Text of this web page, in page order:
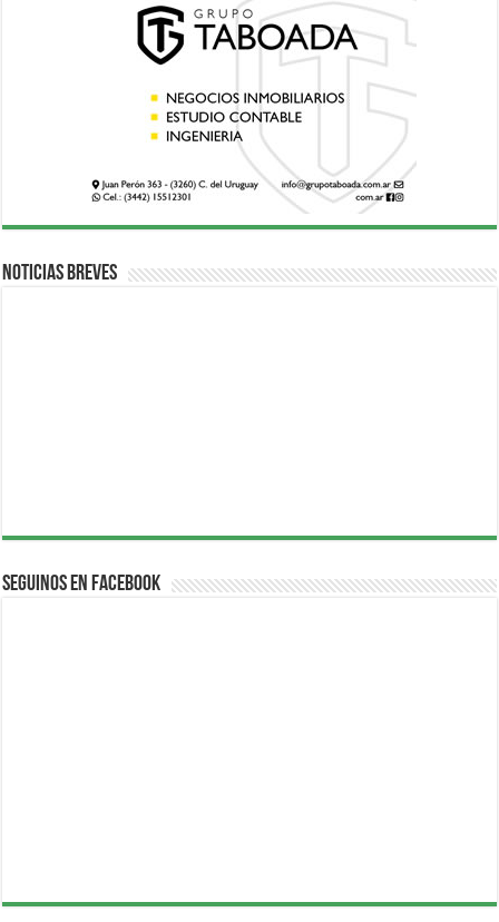
Noticias breves
Seguinos en Facebook